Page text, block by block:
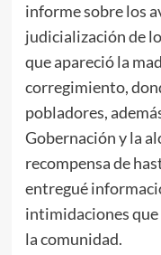
informe sobre los
judicialización de
que apareció la
corregimiento,
pobladores,
Gobernación y la
recompensa de
entregué
intimidaciones que
la comunidad.